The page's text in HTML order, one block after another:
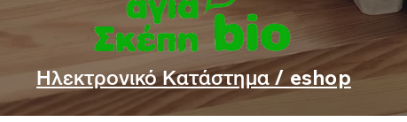
Ηλεκτρονικό Κατάστημα / eshop